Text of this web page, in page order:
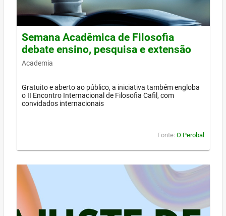
Semana Acadêmica de Filosofia
debate ensino, pesquisa e extensão
Academia
Gratuito e aberto ao público, a iniciativa também engloba
o II Encontro Internacional de Filosofia Cafil, com
convidados internacionais
Fonte: O Perobal